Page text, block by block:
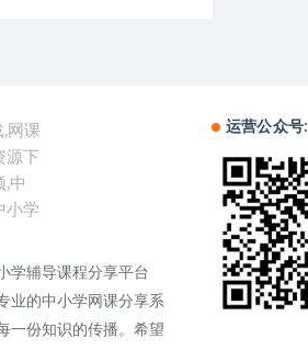
学辅导课程分享平台
业的中小学网课分享系
一份知识的传播。希望
运营公众号: